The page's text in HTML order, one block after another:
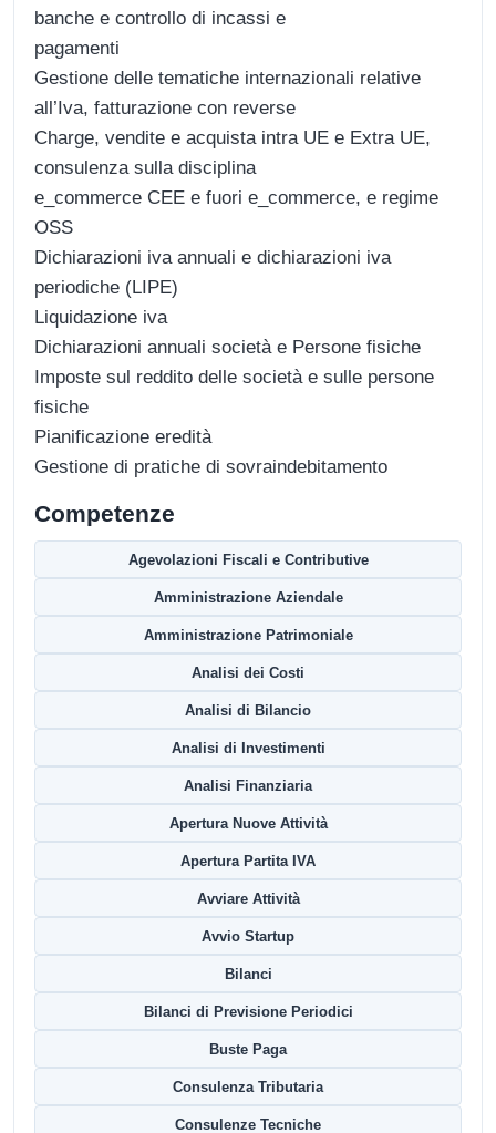
banche e controllo di incassi e
pagamenti
Gestione delle tematiche internazionali relative
all’Iva, fatturazione con reverse
Charge, vendite e acquista intra UE e Extra UE,
consulenza sulla disciplina
e_commerce CEE e fuori e_commerce, e regime
OSS
Dichiarazioni iva annuali e dichiarazioni iva
periodiche (LIPE)
Liquidazione iva
Dichiarazioni annuali società e Persone fisiche
Imposte sul reddito delle società e sulle persone
fisiche
Pianificazione eredità
Gestione di pratiche di sovraindebitamento
Competenze
Agevolazioni Fiscali e Contributive
Amministrazione Aziendale
Amministrazione Patrimoniale
Analisi dei Costi
Analisi di Bilancio
Analisi di Investimenti
Analisi Finanziaria
Apertura Nuove Attività
Apertura Partita IVA
Avviare Attività
Avvio Startup
Bilanci
Bilanci di Previsione Periodici
Buste Paga
Consulenza Tributaria
Consulenze Tecniche